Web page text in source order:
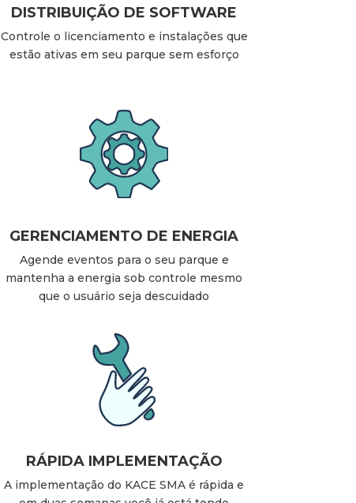
DISTRIBUIÇÃO DE SOFTWARE
Controle o licenciamento e instalações que
estão ativas em seu parque sem esforço
GERENCIAMENTO DE ENERGIA
Agende eventos para o seu parque e
mantenha a energia sob controle mesmo
que o usuário seja descuidado
RÁPIDA IMPLEMENTAÇÃO
A implementação do KACE SMA é rápida e